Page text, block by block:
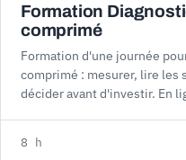
Formation
comprimé
Formation d'une journée
comprimé : mesurer, lire
décider avant d'investir. En
8 h